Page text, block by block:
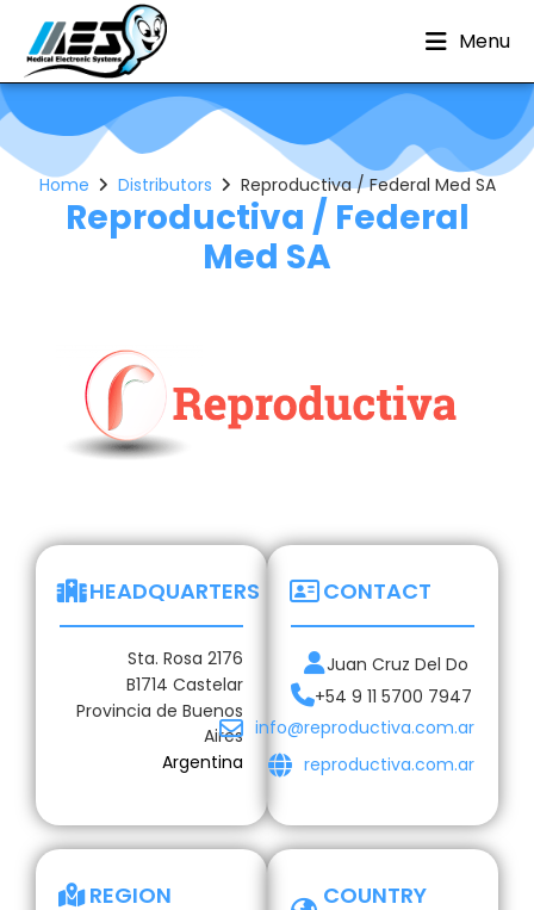
Menu
Reproductiva / Federal
Med SA
Home Distributors Reproductiva / Federal Med SA
HEADQUARTERS
Sta. Rosa 2176
B1714 Castelar
Provincia de Buenos
Aires
Argentina
CONTACT
Juan Cruz Del Do
+54 9 11 5700 7947
info@reproductiva.com.ar
reproductiva.com.ar
REGION
COUNTRY